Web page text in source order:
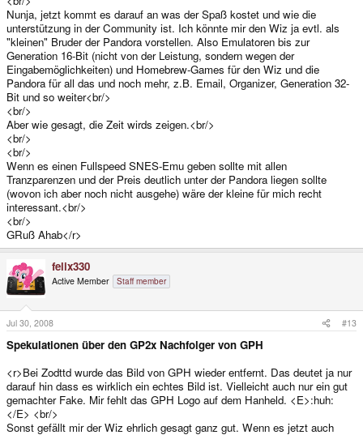
Nunja, jetzt kommt es darauf an was der Spaß kostet und wie die
unterstützung in der Community ist. Ich könnte mir den Wiz ja evtl. als
"kleinen" Bruder der Pandora vorstellen. Also Emulatoren bis zur
Generation 16-Bit (nicht von der Leistung, sondern wegen der
Eingabemöglichkeiten) und Homebrew-Games für den Wiz und die
Pandora für all das und noch mehr, z.B. Email, Organizer, Generation 32-
Bit und so weiter<br/>
<br/>
Aber wie gesagt, die Zeit wirds zeigen.<br/>
<br/>
<br/>
Wenn es einen Fullspeed SNES-Emu geben sollte mit allen
Tranzparenzen und der Preis deutlich unter der Pandora liegen sollte
(wovon ich aber noch nicht ausgehe) wäre der kleine für mich recht
interessant.<br/>
<br/>
GRuß Ahab</r>
felix330
Active Member Staff member
Jul 30, 2008 #13
Spekulationen über den GP2x Nachfolger von GPH
<r>Bei Zodttd wurde das Bild von GPH wieder entfernt. Das deutet ja nur
darauf hin dass es wirklich ein echtes Bild ist. Vielleicht auch nur ein gut
gemachter Fake. Mir fehlt das GPH Logo auf dem Hanheld. <E>:huh:
</E> <br/>
Sonst gefällt mir der Wiz ehrlich gesagt ganz gut. Wenn es jetzt auch